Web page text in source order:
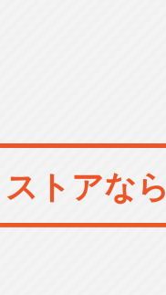
トアなら